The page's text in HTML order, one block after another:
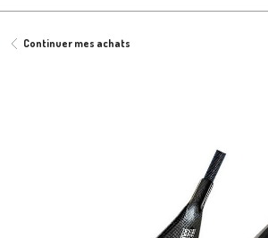
Continuer mes achats